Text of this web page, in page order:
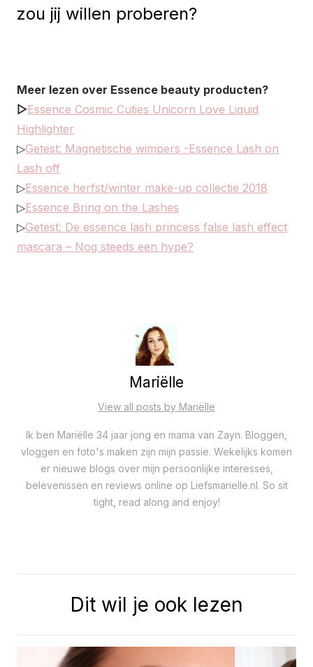
zou jij willen proberen?
Meer lezen over Essence beauty producten?
▷Essence Cosmic Cuties Unicorn Love Liquid
Highlighter
▷Getest: Magnetische wimpers -Essence Lash on
Lash off
▷Essence herfst/winter make-up collectie 2018
▷Essence Bring on the Lashes
▷Getest: De essence lash princess false lash effect
mascara – Nog steeds een hype?
Mariëlle
View all posts by Mariëlle
Ik ben Mariëlle 34 jaar jong en mama van Zayn. Bloggen,
vloggen en foto's maken zijn mijn passie. Wekelijks komen
er nieuwe blogs over mijn persoonlijke interesses,
belevenissen en reviews online op Liefsmarielle.nl. So sit
tight, read along and enjoy!
Dit wil je ook lezen